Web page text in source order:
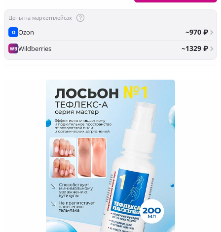
Цены на маркетплейсах
O Ozon ~970 ₽
WBWildberries ~1329 ₽